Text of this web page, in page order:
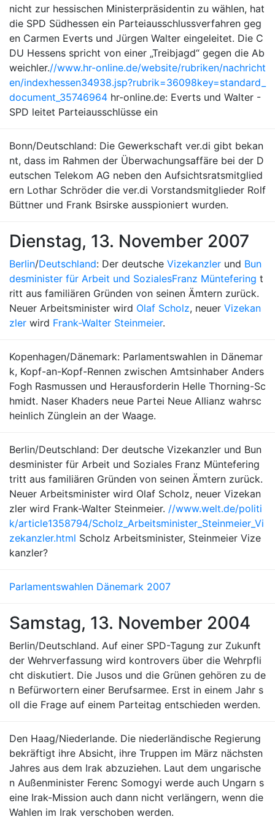
nicht zur hessischen Ministerpräsidentin zu wählen, hat
die SPD Südhessen ein Parteiausschlussverfahren geg
en Carmen Everts und Jürgen Walter eingeleitet. Die C
DU Hessens spricht von einer „Treibjagd“ gegen die Ab
weichler.//www.hr-online.de/website/rubriken/nachricht
en/indexhessen34938.jsp?rubrik=36098key=standard_
document_35746964 hr-online.de: Everts und Walter -
SPD leitet Parteiausschlüsse ein
Bonn/Deutschland: Die Gewerkschaft ver.di gibt bekan
nt, dass im Rahmen der Überwachungsaffäre bei der D
eutschen Telekom AG neben den Aufsichtsratsmitglied
ern Lothar Schröder die ver.di Vorstandsmitglieder Rolf
Büttner und Frank Bsirske ausspioniert wurden.
Dienstag, 13. November 2007
Berlin/Deutschland: Der deutsche Vizekanzler und Bun
desminister für Arbeit und SozialesFranz Müntefering t
ritt aus familiären Gründen von seinen Ämtern zurück.
Neuer Arbeitsminister wird Olaf Scholz, neuer Vizekan
zler wird Frank-Walter Steinmeier.
Kopenhagen/Dänemark: Parlamentswahlen in Dänemar
k, Kopf-an-Kopf-Rennen zwischen Amtsinhaber Anders
Fogh Rasmussen und Herausforderin Helle Thorning-Sc
hmidt. Naser Khaders neue Partei Neue Allianz wahrsc
heinlich Zünglein an der Waage.
Berlin/Deutschland: Der deutsche Vizekanzler und Bun
desminister für Arbeit und Soziales Franz Müntefering
tritt aus familiären Gründen von seinen Ämtern zurück.
Neuer Arbeitsminister wird Olaf Scholz, neuer Vizekan
zler wird Frank-Walter Steinmeier. //www.welt.de/politi
k/article1358794/Scholz_Arbeitsminister_Steinmeier_Vi
zekanzler.html Scholz Arbeitsminister, Steinmeier Vize
kanzler?
Parlamentswahlen Dänemark 2007
Samstag, 13. November 2004
Berlin/Deutschland. Auf einer SPD-Tagung zur Zukunft
der Wehrverfassung wird kontrovers über die Wehrpfli
cht diskutiert. Die Jusos und die Grünen gehören zu de
n Befürwortern einer Berufsarmee. Erst in einem Jahr s
oll die Frage auf einem Parteitag entschieden werden.
Den Haag/Niederlande. Die niederländische Regierung
bekräftigt ihre Absicht, ihre Truppen im März nächsten
Jahres aus dem Irak abzuziehen. Laut dem ungarische
n Außenminister Ferenc Somogyi werde auch Ungarn s
eine Irak-Mission auch dann nicht verlängern, wenn die
Wahlen im Irak verschoben werden.